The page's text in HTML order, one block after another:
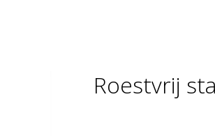
Roestvrij